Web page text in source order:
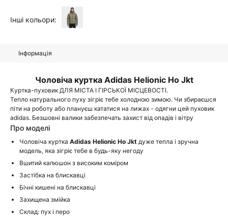
Інші кольори:
Інформація
Чоловіча куртка Adidas Helionic Ho Jkt
Куртка-пуховик ДЛЯ МІСТА І ГІРСЬКОЇ МІСЦЕВОСТІ.
Тепло натурального пуху зігріє тебе холодною зимою. Чи збираєшся
піти на роботу або плануєш кататися на лижах - одягни цей пуховик
adidas. Безшовні валики забезпечать захист від опадів і вітру
Про моделі
Чоловіча куртка Adidas Helionic Ho Jkt дуже тепла і зручна
модель, яка зігріє тебе в будь-яку негоду
Вшитий капюшон з високим коміром
Застібка на блискавці
Бічні кишені на блискавці
Захищена змійка
Склад: пух і перо